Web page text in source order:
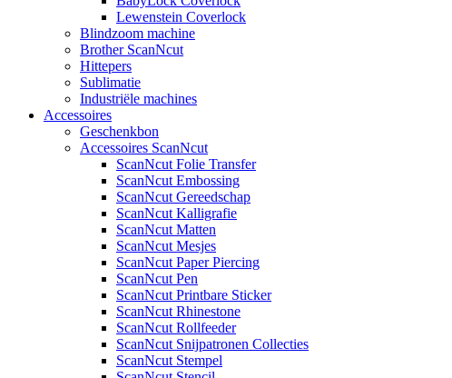
Lewenstein Coverlock
Blindzoom machine
Brother ScanNcut
Hittepers
Sublimatie
Industriële machines
Accessoires
Geschenkbon
Accessoires ScanNcut
ScanNcut Folie Transfer
ScanNcut Embossing
ScanNcut Gereedschap
ScanNcut Kalligrafie
ScanNcut Matten
ScanNcut Mesjes
ScanNcut Paper Piercing
ScanNcut Pen
ScanNcut Printbare Sticker
ScanNcut Rhinestone
ScanNcut Rollfeeder
ScanNcut Snijpatronen Collecties
ScanNcut Stempel